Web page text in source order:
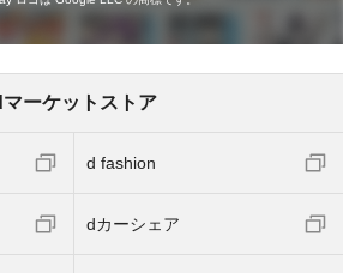
ーケットストア
d fashion
dカーシェア